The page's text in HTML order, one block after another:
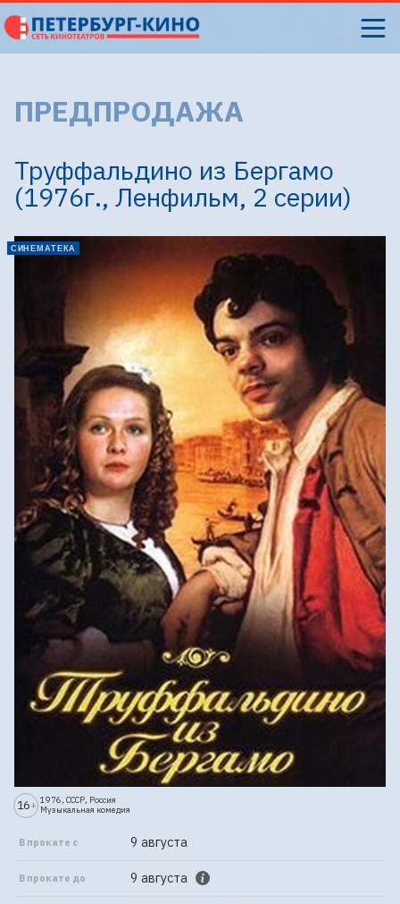
ПРЕДПРОДАЖА
Труффальдино из Бергамо
(1976г., Ленфильм, 2 серии)
СИНЕМАТЕКА
16+ 1976, СССР, Россия
Музыкальная комедия
В прокате с 9 августа
В прокате до 9 августа